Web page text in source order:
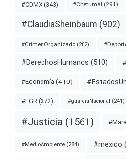
#CDMX (343) #Chetumal (291)
#ClaudiaSheinbaum (902)
#CrimenOrganizado (282)
#DerechosHumanos (510)
#Economía (410)
#FGR (372) #guardiaNacional (241)
#Justicia (1561)
#MedioAmbiente (284) #mexico